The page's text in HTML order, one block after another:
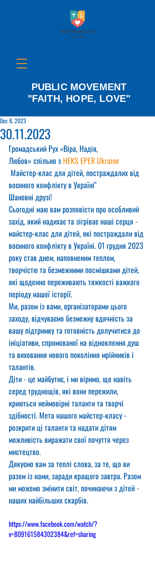
PUBLIC MOVEMENT
"FAITH, HOPE, LOVE"
30.11.2023
Dec 8, 2023
Громадський Рух «Віра, Надія,
Любов» спільно з HEKS EPER Ukraine
Майстер-клас для дітей, постраждалих від
воєнного конфлікту в Україні"
Шановні друзі!
Сьогодні маю вам розповісти про особливий
захід, який надихає та зігріває наші серця -
майстер-клас для дітей, які постраждали від
воєнного конфлікту в Україні. 01 грудня 2023
року став днем, наповненим теплом,
творчістю та безмежними посмішками дітей,
які щоденно переживають тяжкості важкого
періоду нашої історії.
Ми, разом із вами, організаторами цього
заходу, відчуваємо безмежну вдячність за
вашу підтримку та готовність долучитися до
ініціативи, спрямованої на відновлення душ
та виховання нового покоління мрійників і
талантів.
Діти - це майбутнє, і ми віримо, що навіть
серед труднощів, які вони пережили,
криються неймовірні таланти та творчі
здібності. Мета нашого майстер-класу -
розкрити ці таланти та надати дітям
можливість виражати свої почуття через
мистецтво.
Дякуємо вам за теплі слова, за те, що ви
разом із нами, заради кращого завтра. Разом
ми можемо змінити світ, починаючи з дітей -
наших найбільших скарбів.
https://www.facebook.com/watch/?
v=809161584302384&ref=sharing